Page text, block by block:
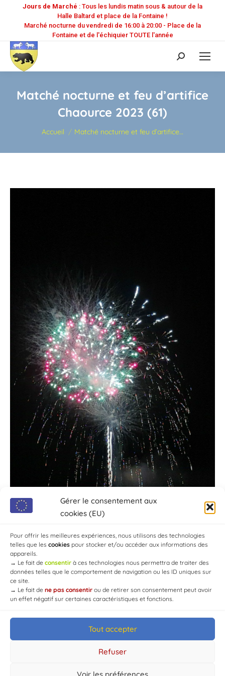
Gérer le consentement aux
cookies (EU)
Pour offrir les meilleures expériences, nous utilisons des technologies
telles que les cookies pour stocker et/ou accéder aux informations des
appareils.
→ Le fait de consentir à ces technologies nous permettra de traiter des
données telles que le comportement de navigation ou les ID uniques sur
ce site.
→ Le fait de ne pas consentir ou de retirer son consentement peut avoir
un effet négatif sur certaines caractéristiques et fonctions.
Tout accepter
Refuser
Voir les préférences
Jours de Marché : Tous les lundis matin sous & autour de la
Halle Baltard et place de la Fontaine !
Marché nocturne du vendredi de 16:00 à 20:00 - Place de la
Fontaine et de l'échiquier TOUTE l'année
Recherche
:
Matché nocturne et feu d’artifice
Chaource 2023 (61)
Vous êtes ici :
Accueil Matché nocturne et feu d’artifice…
© Mairie de Chaource [2004-2024] | Tous droits réservés.
Developed byWEB3-DESIGN